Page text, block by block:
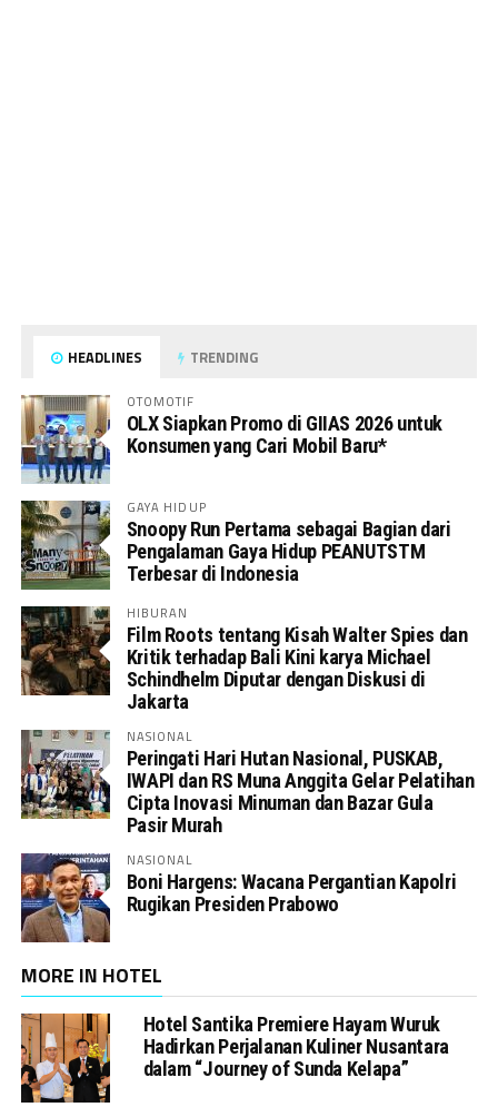
HEADLINES TRENDING
OTOMOTIF
OLX Siapkan Promo di GIIAS 2026 untuk
Konsumen yang Cari Mobil Baru*
GAYA HIDUP
Snoopy Run Pertama sebagai Bagian dari
Pengalaman Gaya Hidup PEANUTSTM
Terbesar di Indonesia
HIBURAN
Film Roots tentang Kisah Walter Spies dan
Kritik terhadap Bali Kini karya Michael
Schindhelm Diputar dengan Diskusi di
Jakarta
NASIONAL
Peringati Hari Hutan Nasional, PUSKAB,
IWAPI dan RS Muna Anggita Gelar Pelatihan
Cipta Inovasi Minuman dan Bazar Gula
Pasir Murah
NASIONAL
Boni Hargens: Wacana Pergantian Kapolri
Rugikan Presiden Prabowo
MORE IN HOTEL
Hotel Santika Premiere Hayam Wuruk
Hadirkan Perjalanan Kuliner Nusantara
dalam “Journey of Sunda Kelapa”